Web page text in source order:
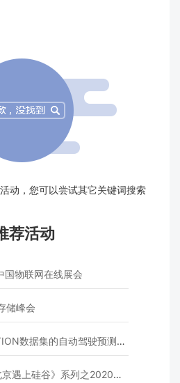
动，您可以尝试其它关键词搜索
荐活动
物联网在线展会
储峰会
据集的自动驾驶预测模型挑战赛
硅谷》系列之2020年度开源峰会